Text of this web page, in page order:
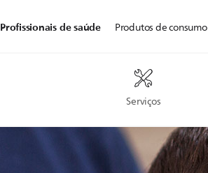
Profissionais de saúde
Serviços
Produtos de consumo